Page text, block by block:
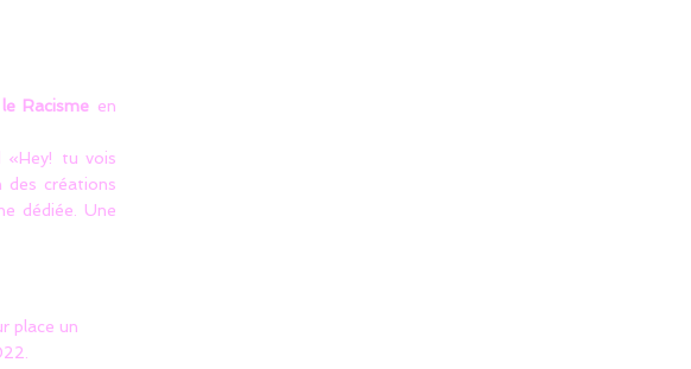
Racisme en
«Hey! tu vois
des créations
dédiée. Une
place un